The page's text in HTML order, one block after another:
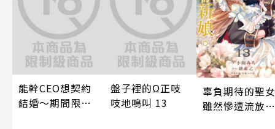
能幹CEO想契約
結婚～期間限定
盤子裡的Ω正吱
吱地鳴叫 13
辜負期待的聖女
雖然慘遭流放，